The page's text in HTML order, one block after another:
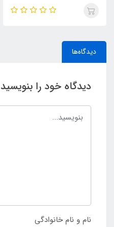
دیدگاه‌ها
دیدگاه خود را بنویسید
نام و نام خانوادگی